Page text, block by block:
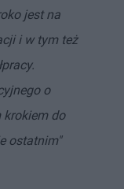
jest na
i w tym też
o
krokiem do
ostatnim"